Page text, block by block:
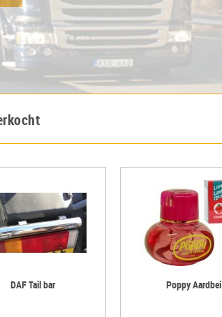
DAF Tail bar Poppy Aardbei